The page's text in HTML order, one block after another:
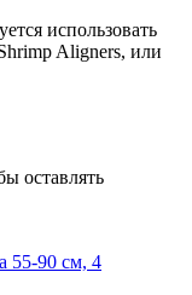
использовать
Aligners, или
оставлять